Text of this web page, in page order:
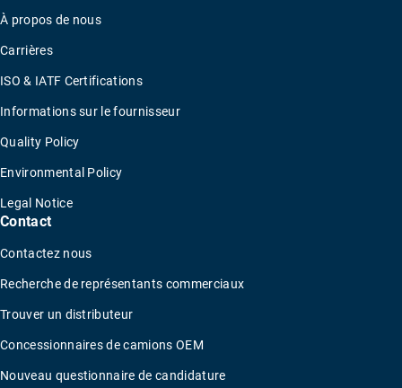
À propos de nous
Carrières
ISO & IATF Certifications
Informations sur le fournisseur
Quality Policy
Environmental Policy
Legal Notice
Contact
Contactez nous
Recherche de représentants commerciaux
Trouver un distributeur
Concessionnaires de camions OEM
Nouveau questionnaire de candidature